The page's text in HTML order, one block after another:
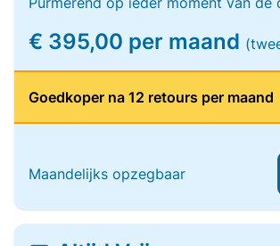
€ 395,00 per maand
Goedkoper na 12 retours per maand
Maandelijks opzegbaar